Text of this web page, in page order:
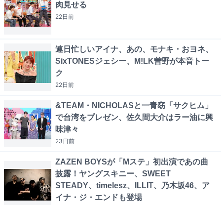
肉見せる
22日前
連日忙しいアイナ、あの、モナキ・おヨネ、
SixTONESジェシー、M!LK曽野が本音トー
ク
22日前
&TEAM・NICHOLASと一青窈「サクヒム」
で台湾をプレゼン、佐久間大介はラー油に興
味津々
23日前
ZAZEN BOYSが「Mステ」初出演であの曲
披露！ヤングスキニー、SWEET
STEADY、timelesz、ILLIT、乃木坂46、ア
イナ・ジ・エンドも登場